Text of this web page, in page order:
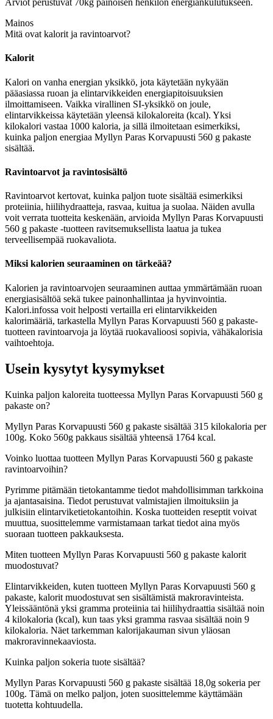
Arviot perustuvat 70kg painoisen henkilön energiankulutukseen.
Mainos
Mitä ovat kalorit ja ravintoarvot?
Kalorit
Kalori on vanha energian yksikkö, jota käytetään nykyään
pääasiassa ruoan ja elintarvikkeiden energiapitoisuuksien
ilmoittamiseen. Vaikka virallinen SI-yksikkö on joule,
elintarvikkeissa käytetään yleensä kilokaloreita (kcal). Yksi
kilokalori vastaa 1000 kaloria, ja sillä ilmoitetaan esimerkiksi,
kuinka paljon energiaa Myllyn Paras Korvapuusti 560 g pakaste
sisältää.
Ravintoarvot ja ravintosisältö
Ravintoarvot kertovat, kuinka paljon tuote sisältää esimerkiksi
proteiinia, hiilihydraatteja, rasvaa, kuitua ja suolaa. Näiden avulla
voit verrata tuotteita keskenään, arvioida Myllyn Paras Korvapuusti
560 g pakaste -tuotteen ravitsemuksellista laatua ja tukea
terveellisempää ruokavaliota.
Miksi kalorien seuraaminen on tärkeää?
Kalorien ja ravintoarvojen seuraaminen auttaa ymmärtämään ruoan
energiasisältöä sekä tukee painonhallintaa ja hyvinvointia.
Kalori.infossa voit helposti vertailla eri elintarvikkeiden
kalorimääriä, tarkastella Myllyn Paras Korvapuusti 560 g pakaste-
tuotteen ravintoarvoja ja löytää ruokavalioosi sopivia, vähäkalorisia
vaihtoehtoja.
Usein kysytyt kysymykset
Kuinka paljon kaloreita tuotteessa Myllyn Paras Korvapuusti 560 g
pakaste on?
Myllyn Paras Korvapuusti 560 g pakaste sisältää 315 kilokaloria per
100g. Koko 560g pakkaus sisältää yhteensä 1764 kcal.
Voinko luottaa tuotteen Myllyn Paras Korvapuusti 560 g pakaste
ravintoarvoihin?
Pyrimme pitämään tietokantamme tiedot mahdollisimman tarkkoina
ja ajantasaisina. Tiedot perustuvat valmistajien ilmoituksiin ja
julkisiin elintarviketietokantoihin. Koska tuotteiden reseptit voivat
muuttua, suosittelemme varmistamaan tarkat tiedot aina myös
suoraan tuotteen pakkauksesta.
Miten tuotteen Myllyn Paras Korvapuusti 560 g pakaste kalorit
muodostuvat?
Elintarvikkeiden, kuten tuotteen Myllyn Paras Korvapuusti 560 g
pakaste, kalorit muodostuvat sen sisältämistä makroravinteista.
Yleissääntönä yksi gramma proteiinia tai hiilihydraattia sisältää noin
4 kilokaloria (kcal), kun taas yksi gramma rasvaa sisältää noin 9
kilokaloria. Näet tarkemman kalorijakauman sivun yläosan
makroravinnekaaviosta.
Kuinka paljon sokeria tuote sisältää?
Myllyn Paras Korvapuusti 560 g pakaste sisältää 18,0g sokeria per
100g. Tämä on melko paljon, joten suosittelemme käyttämään
tuotetta kohtuudella.